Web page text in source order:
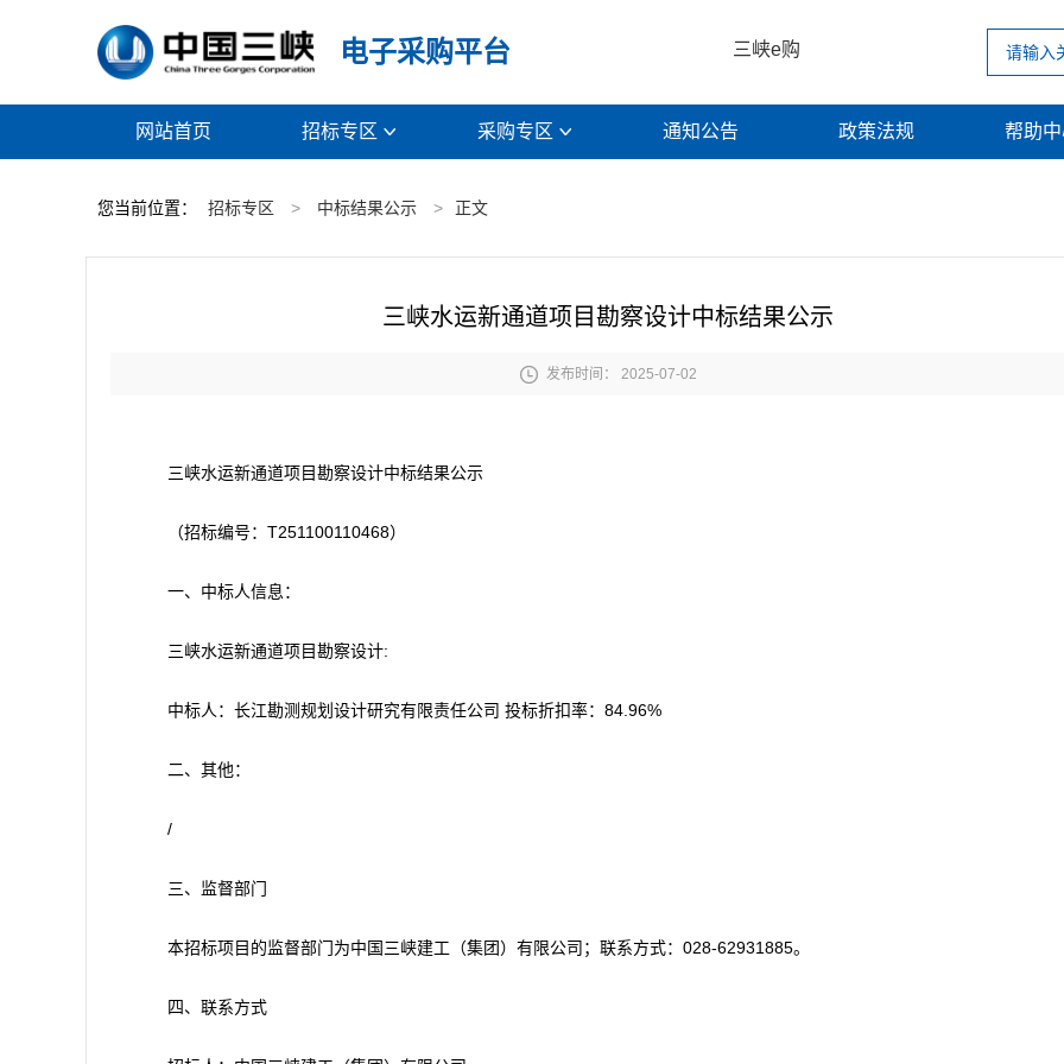
电子采购平台 三峡e购
网站首页 招标专区  采购专区  通知公告 政策法规 帮助
您当前位置： 招标专区 > 中标结果公示 > 正文
三峡水运新通道项目勘察设计中标结果公示
 发布时间： 2025-07-02
三峡水运新通道项目勘察设计中标结果公示
（招标编号：T251100110468）
一、中标人信息：
三峡水运新通道项目勘察设计:
中标人：长江勘测规划设计研究有限责任公司 投标折扣率：84.96%
二、其他：
/
三、监督部门
本招标项目的监督部门为中国三峡建工（集团）有限公司；联系方式：028-62931885。
四、联系方式